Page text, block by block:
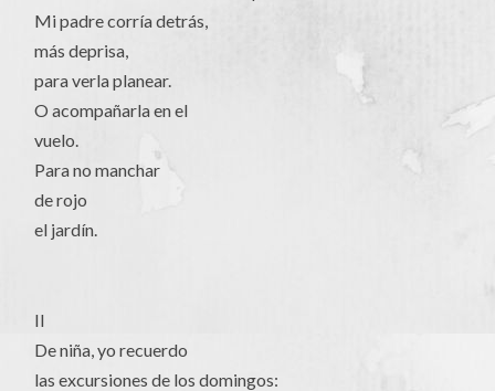
Mi padre corría detrás,
más deprisa,
para verla planear.
O acompañarla en el
vuelo.
Para no manchar
de rojo
el jardín.
II
De niña, yo recuerdo
las excursiones de los domingos: